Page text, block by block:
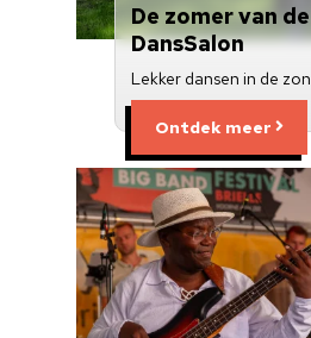
De zomer van de
DansSalon
Lekker dansen in de zon
Ontdek meer